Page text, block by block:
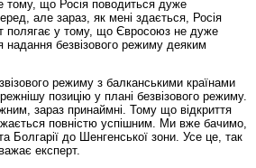
тому, що Росія поводиться дуже
але зараз, як мені здається, Росія
полягає у тому, що Євросоюз не дуже
безвізового режиму деяким
режиму з балканськими країнами
позицію у плані безвізового режиму.
зараз принаймні. Тому що відкриття
повністю успішним. Ми вже бачимо,
Болгарії до Шенгенської зони. Усе це, так
експерт.